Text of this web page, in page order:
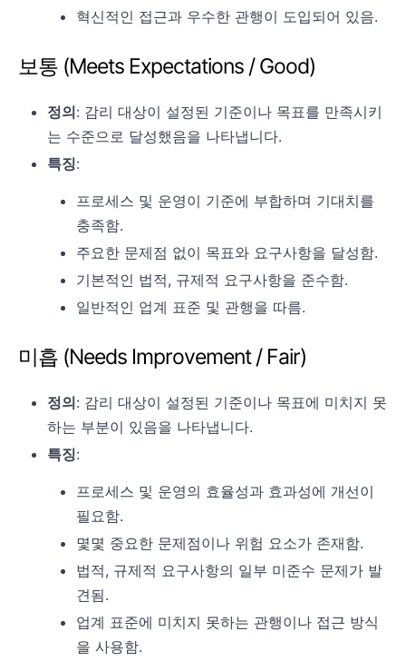
혁신적인 접근과 우수한 관행이 도입되어 있음.
보통 (Meets Expectations / Good)
정의: 감리 대상이 설정된 기준이나 목표를 만족시키
는 수준으로 달성했음을 나타냅니다.
특징:
프로세스 및 운영이 기준에 부합하며 기대치를
충족함.
주요한 문제점 없이 목표와 요구사항을 달성함.
기본적인 법적, 규제적 요구사항을 준수함.
일반적인 업계 표준 및 관행을 따름.
미흡 (Needs Improvement / Fair)
정의: 감리 대상이 설정된 기준이나 목표에 미치지 못
하는 부분이 있음을 나타냅니다.
특징:
프로세스 및 운영의 효율성과 효과성에 개선이
필요함.
몇몇 중요한 문제점이나 위험 요소가 존재함.
법적, 규제적 요구사항의 일부 미준수 문제가 발
견됨.
업계 표준에 미치지 못하는 관행이나 접근 방식
을 사용함.